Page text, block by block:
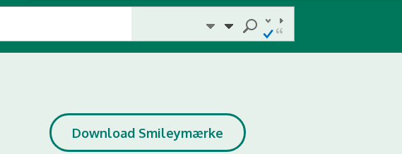
Download Smileymærke